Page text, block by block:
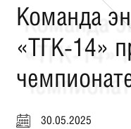
Команда
«ТГК-14»
30.05.2025